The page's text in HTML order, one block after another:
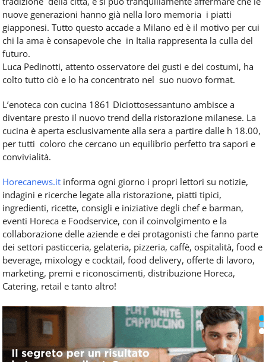
nuove generazioni hanno già nella loro memoria i piatti
giapponesi. Tutto questo accade a Milano ed è il motivo per cui
chi la ama è consapevole che in Italia rappresenta la culla del
futuro.
Luca Pedinotti, attento osservatore dei gusti e dei costumi, ha
colto tutto ciò e lo ha concentrato nel suo nuovo format.
L’enoteca con cucina 1861 Diciottosessantuno ambisce a
diventare presto il nuovo trend della ristorazione milanese. La
cucina è aperta esclusivamente alla sera a partire dalle h 18.00,
per tutti coloro che cercano un equilibrio perfetto tra sapori e
convivialità.
Horecanews.it informa ogni giorno i propri lettori su notizie,
indagini e ricerche legate alla ristorazione, piatti tipici,
ingredienti, ricette, consigli e iniziative degli chef e barman,
eventi Horeca e Foodservice, con il coinvolgimento e la
collaborazione delle aziende e dei protagonisti che fanno parte
dei settori pasticceria, gelateria, pizzeria, caffè, ospitalità, food e
beverage, mixology e cocktail, food delivery, offerte di lavoro,
marketing, premi e riconoscimenti, distribuzione Horeca,
Catering, retail e tanto altro!